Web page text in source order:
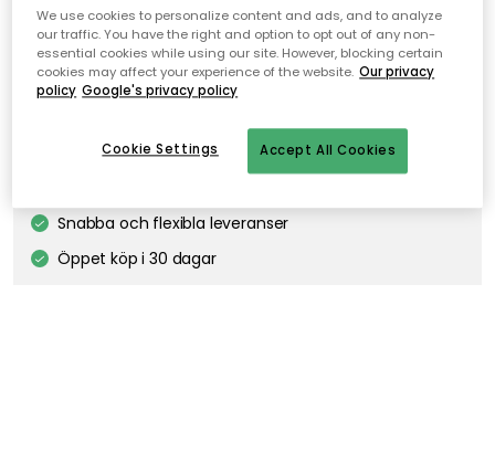
Lägg i varukorgen
Snabba och flexibla leveranser
Öppet köp i 30 dagar
We use cookies to personalize content and ads, and to analyze
our traffic. You have the right and option to opt out of any non-
essential cookies while using our site. However, blocking certain
cookies may affect your experience of the website. Our privacy
policy Google's privacy policy
Accept All Cookies
Cookie Settings